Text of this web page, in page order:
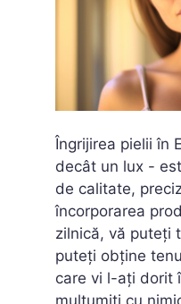
Îngrijirea pielii în
decât un lux -
de calitate,
încorporarea
zilnică, vă puteți
puteți obține
care vi l-ați dorit